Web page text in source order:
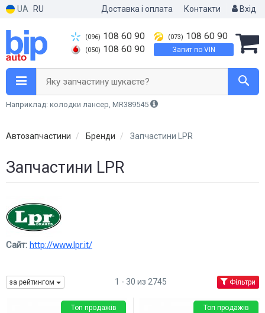
UA RU Доставка і оплата Контакти Вхід
(096) 108 60 90
(050) 108 60 90
(073) 108 60 90
Запит по VIN
Яку запчастину шукаєте?
Наприклад: колодки лансер, MR389545
Автозапчастини Бренди Запчастини LPR
Запчастини LPR
Сайт: http://www.lpr.it/
за рейтингом 1 - 30 из 2745 Фільтри
Топ продажів Топ продажів